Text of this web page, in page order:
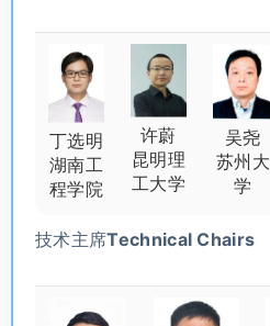
丁选明
湖南工
程学院
许蔚
昆明理
工大学
吴尧
苏州大
学
技术主席Technical Chairs